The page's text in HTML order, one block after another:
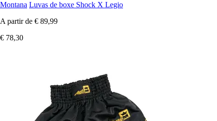
Montana Luvas de boxe Shock X Legio
A partir de € 89,99
€ 78,30